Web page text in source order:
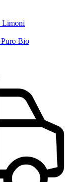
Limoni
Bio